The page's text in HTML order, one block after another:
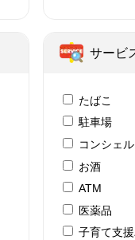
サービ
たばこ
駐車場
コンシェ
お酒
ATM
医薬品
子育て支